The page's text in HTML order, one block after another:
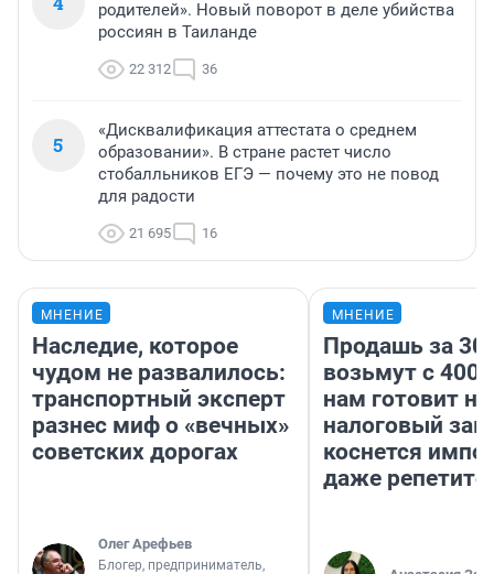
родителей». Новый поворот в деле убийства
россиян в Таиланде
22 312 36
5
«Дисквалификация аттестата о среднем
образовании». В стране растет число
стобалльников ЕГЭ — почему это не повод
для радости
21 695 16
МНЕНИЕ
Наследие, которое
чудом не развалилось:
транспортный эксперт
разнес миф о «вечных»
советских дорогах
Олег Арефьев
Блогер, предприниматель,
МНЕНИЕ
Продашь за
возьмут с
нам готовит
налоговый
коснется
даже